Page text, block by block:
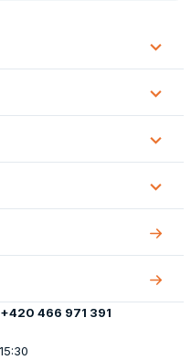
o
O
nás
+420 466 971 391